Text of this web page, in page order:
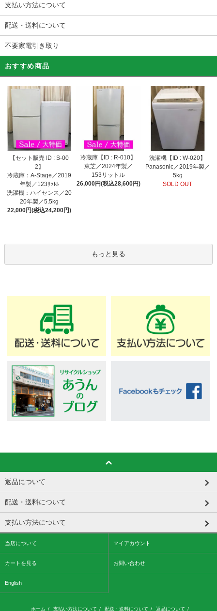
支払い方法について
配送・送料について
不要家電引き取り
おすすめ商品
【セット販売 ID : S-00
2】
冷蔵庫：A-Stage／2019
年製／123ﾘｯﾄﾙ
洗濯機：ハイセンス／20
20年製／5.5kg
22,000円(税込24,200円)
冷蔵庫【ID : R-010】
東芝／2024年製／
153リットル
26,000円(税込28,600円)
洗濯機【ID : W-020】
Panasonic／2019年製／
5kg
SOLD OUT
もっと見る
返品について
配送・送料について
支払い方法について
当店について マイアカウント
カートを見る お問い合わせ
English
ホーム / 支払い方法について / 配送・送料について / 返品について /